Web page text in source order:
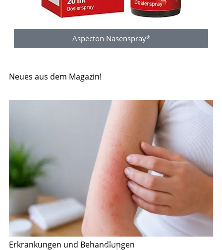
Aspecton Nasenspray*
Neues aus dem Magazin!
Erkrankungen und Behandlungen